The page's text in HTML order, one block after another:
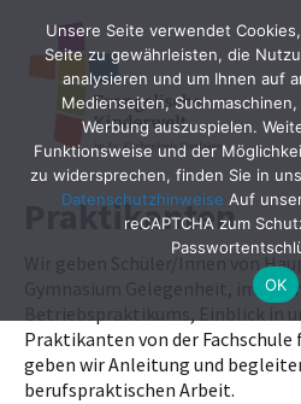
Praktikanten
Wir geben Schüler/Innen von
Gymnasium Gelegenheit, im
Praktikanten von der
geben wir Anleitung und
berufspraktischen Arbeit.
Unsere Seite verwendet
Seite zu gewährleisten, die
analysieren und um Ihnen auf
Medienseiten,
Werbung auszuspielen.
Funktionsweise und der
zu widersprechen, finden Sie in
Datenschutzhinweise Auf
reCAPTCHA zum
OK